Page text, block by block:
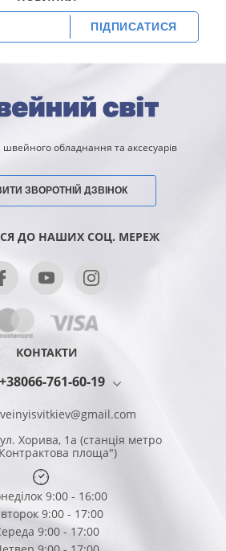
ПІДПИСАТИСЯ
швейного обладнання та аксесуарів
ЗВОРОТНІЙ ДЗВІНОК
ДО НАШИХ СОЦ. МЕРЕЖ
КОНТАКТИ
+38066-761-60-19
Хорива, 1а (станція метро
площа")
9:00 - 16:00
9:00 - 17:00
9:00 - 17:00